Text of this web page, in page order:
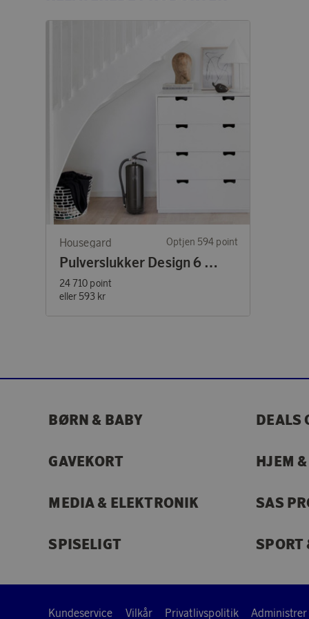
Housegard Optjen 594 point
Pulverslukker Design 6 kg Sort
24 710 point
eller 593 kr
BØRN & BABY DEALS
GAVEKORT HJEM
MEDIA & ELEKTRONIK SAS
SPISELIGT SPORT
Kundeservice Vilkår Privatlivspolitik Administrer